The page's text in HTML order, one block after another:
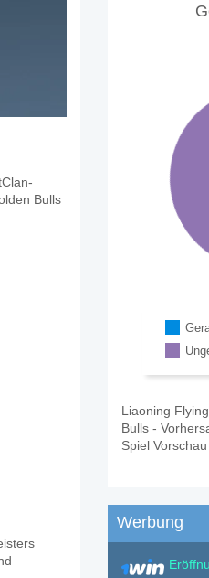
Bulls
v Zhejiang Golden
Liaoning
Bulls -
Spiel Vorschau
Werbung